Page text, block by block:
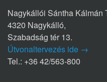
Nagykállói Sántha Kálmán
4320 Nagykálló,
Szabadság tér 13.
Útvonaltervezés ide →
Tel.: +36 42/563-800